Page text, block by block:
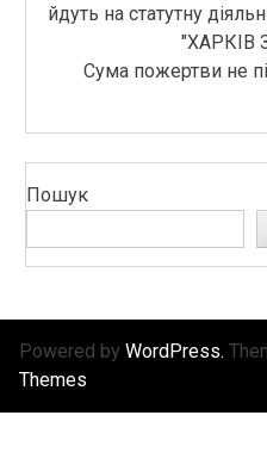
йдуть на статутну
"ХАРКІВ
Сума пожертви не
Пошук
Powered by WordPress.
Themes